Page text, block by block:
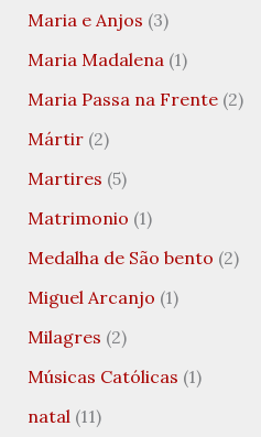
Maria e Anjos (3)
Maria Madalena(1)
Maria Passa na Frente(2)
Mártir(2)
Martires (5)
Matrimonio (1)
Medalha de São bento (2)
Miguel Arcanjo (1)
Milagres (2)
Músicas Católicas (1)
natal(11)